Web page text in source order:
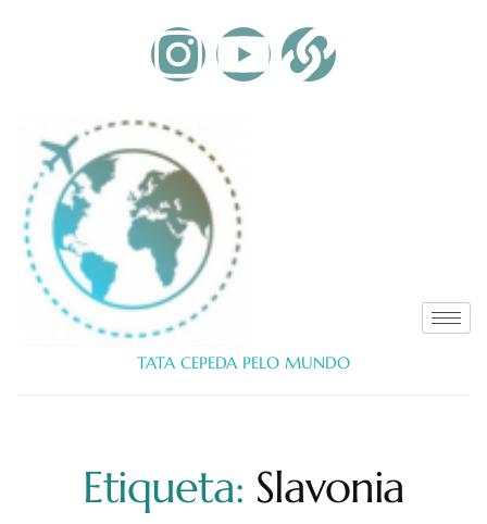
TATA CEPEDA PELO MUNDO
Etiqueta: Slavonia